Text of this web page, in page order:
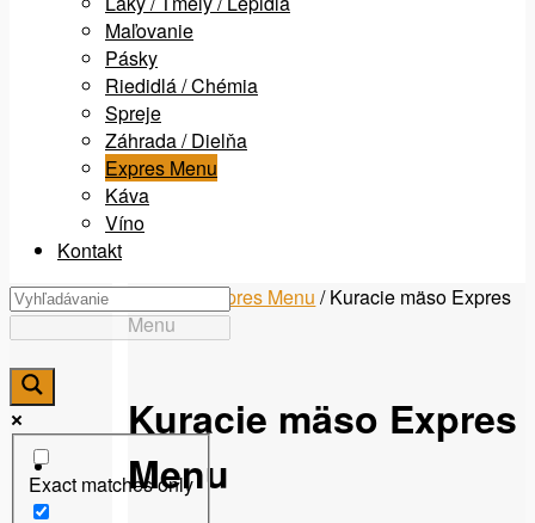
Maľovanie
Pásky
Riedidlá / Chémia
Spreje
Záhrada / Dielňa
Expres Menu
Káva
Víno
Kontakt
Domov/Expres Menu / Kuracie mäso Expres
Menu
Kuracie mäso Expres
Menu
Exact matches only